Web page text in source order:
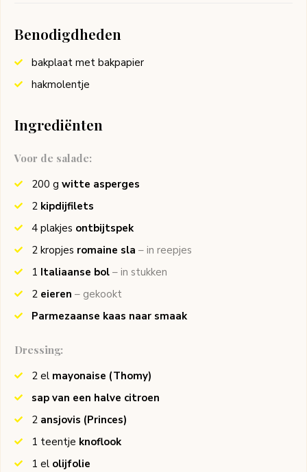
Benodigdheden
bakplaat met bakpapier
hakmolentje
Ingrediënten
Voor de salade:
200 g witte asperges
2 kipdijfilets
4 plakjes ontbijtspek
2 kropjes romaine sla – in reepjes
1 Italiaanse bol – in stukken
2 eieren – gekookt
Parmezaanse kaas naar smaak
Dressing:
2 el mayonaise (Thomy)
sap van een halve citroen
2 ansjovis (Princes)
1 teentje knoflook
1 el olijfolie